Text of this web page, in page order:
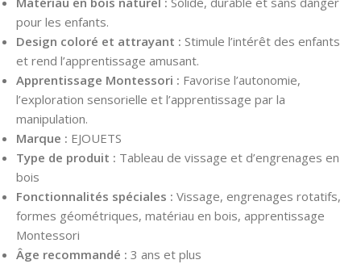
pour les enfants.
Design coloré et attrayant : Stimule l’intérêt des enfants
et rend l’apprentissage amusant.
Apprentissage Montessori : Favorise l’autonomie,
l’exploration sensorielle et l’apprentissage par la
manipulation.
Marque : EJOUETS
Type de produit : Tableau de vissage et d’engrenages en
bois
Fonctionnalités spéciales : Vissage, engrenages rotatifs,
formes géométriques, matériau en bois, apprentissage
Montessori
Âge recommandé : 3 ans et plus